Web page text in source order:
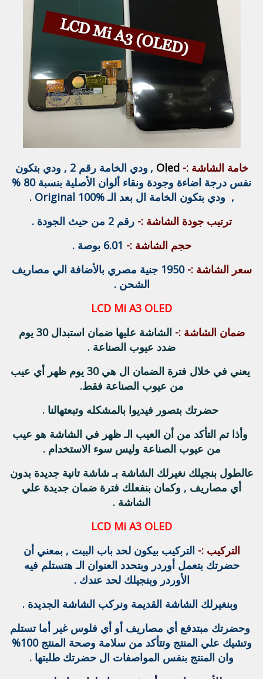
خامة الشاشة :- Oled
,
ودي الخامة رقم 2 , ودي بتكون
نفس درجة اضاءة وجودة ونقاء ألوان الأصلية بنسبة 80 %
, ودي بتكون الخامة ال بعد الـ Original 100% .
ترتيب جودة الشاشة :- رقم 2 من حيث الجودة .
حجم الشاشة :- 6.01 بوصة .
سعر الشاشة :-
1950 جنية مصري بالأضافة الي مصاريف
الشحن .
LCD Mi A3 OLED
ضمان الشاشة :-
الشاشة عليها ضمان استبدال 30 يوم
ضدد عيوب الصناعة .
يعني في خلال فترة الضمان ال هي 30 يوم ظهر أي عيب
من عيوب الصناعة فقط.
حضرتك بتصور فيديوا بالمشكله وتبعتهالنا .
وأذا تم التأكد من أن العيب الـ ظهر في الشاشة هو عيب
من عيوب الصناعة وليس سوء الاستخدام .
عالطول بنجيلك نغيرلك الشاشة بـ شاشة تانية جديدة بدون
أي مصاريف , وكمان بنفعلك فترة ضمان جديدة علي
الشاشة .
LCD Mi A3 OLED
التركيب :- التركيب بيكون لحد باب البيت , بمعني أن
حضرتك بتعمل أوردر وبتحدد العنوان الـ هتستلم فيه
الأوردر وبنجيلك لحد عندك .
وبنغيرلك الشاشة القديمة ونركب الشاشة الجديدة .
وحضرتك مبتدفع أي مصاريف أو أي فلوس غير أما تستلم
وتشيك علي المنتج وتتأكد من سلامة وصحة المنتج 100%
وان المنتج بنفس المواصفات ال حضرتك طلبتها .